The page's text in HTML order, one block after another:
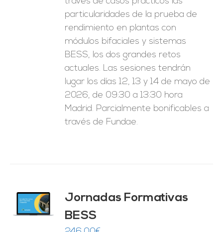
particularidades de la prueba de
rendimiento en plantas con
módulos bifaciales y sistemas
BESS, los dos grandes retos
actuales. Las sesiones tendrán
lugar los días 12, 13 y 14 de mayo de
2026, de 09:30 a 13:30 hora
Madrid. Parcialmente bonificables a
través de Fundae.
Jornadas Formativas
BESS